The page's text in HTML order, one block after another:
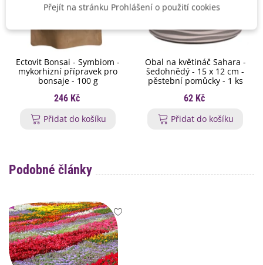
Ectovit Bonsai - Symbiom -
mykorhizní přípravek pro
bonsaje - 100 g
246 Kč
Přidat do košíku
Obal na květináč Sahara -
šedohnědý - 15 x 12 cm -
pěstební pomůcky - 1 ks
62 Kč
Přidat do košíku
Podobné články
Přejít na stránku Prohlášení o použití cookies